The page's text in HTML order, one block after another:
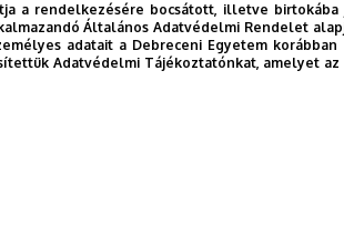
telefonkönyvében
a rendelkezésére bocsátott, illetve
Általános Adatvédelmi Rendelet
adatait a Debreceni Egyetem
Adatvédelmi Tájékoztatónkat, amelyet